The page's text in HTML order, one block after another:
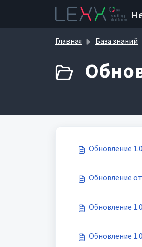
Переход к главному
Главная База знаний
Обновление
Обновление от
Обновление
Обновление